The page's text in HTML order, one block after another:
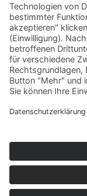
© 2019 - 2026